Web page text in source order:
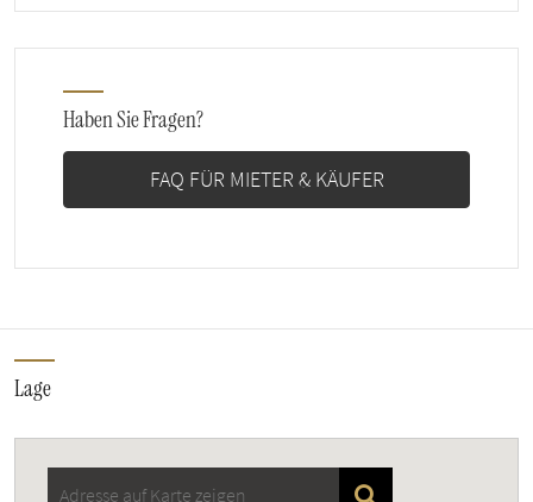
Haben Sie Fragen?
FAQ FÜR MIETER & KÄUFER
Lage